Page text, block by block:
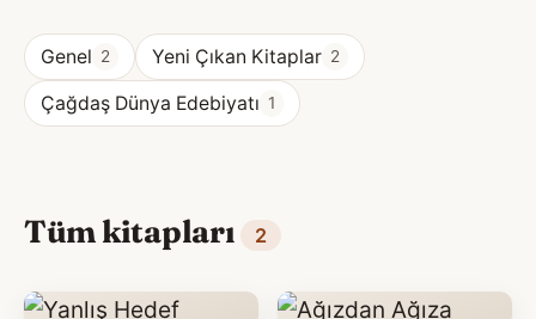
Genel 2 Yeni Çıkan Kitaplar 2
Çağdaş Dünya Edebiyatı 1
Tüm kitapları 2